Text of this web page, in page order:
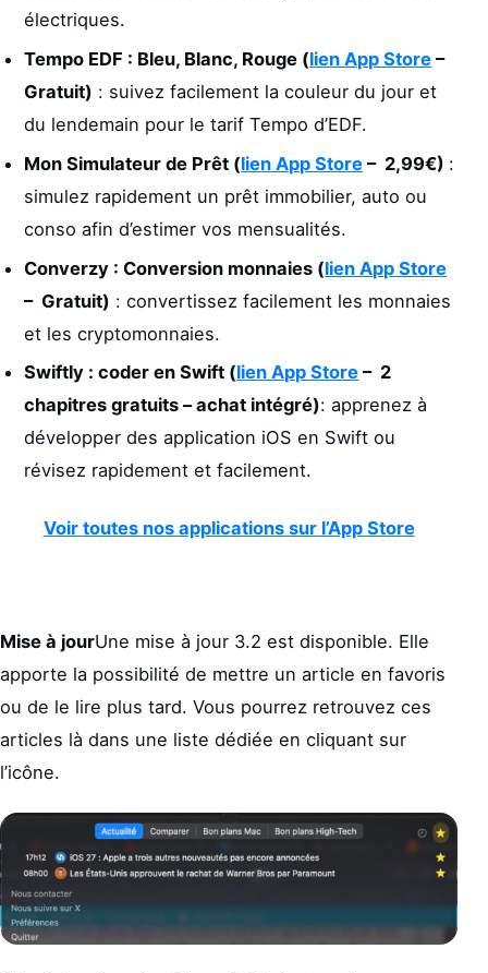
électriques.
Tempo EDF : Bleu, Blanc, Rouge (lien App Store –
Gratuit) : suivez facilement la couleur du jour et
du lendemain pour le tarif Tempo d’EDF.
Mon Simulateur de Prêt (lien App Store – 2,99€) :
simulez rapidement un prêt immobilier, auto ou
conso afin d’estimer vos mensualités.
Converzy : Conversion monnaies (lien App Store
– Gratuit) : convertissez facilement les monnaies
et les cryptomonnaies.
Swiftly : coder en Swift (lien App Store – 2
chapitres gratuits – achat intégré): apprenez à
développer des application iOS en Swift ou
révisez rapidement et facilement.
Voir toutes nos applications sur l’App Store
Mise à jourUne mise à jour 3.2 est disponible. Elle
apporte la possibilité de mettre un article en favoris
ou de le lire plus tard. Vous pourrez retrouvez ces
articles là dans une liste dédiée en cliquant sur
l’icône.